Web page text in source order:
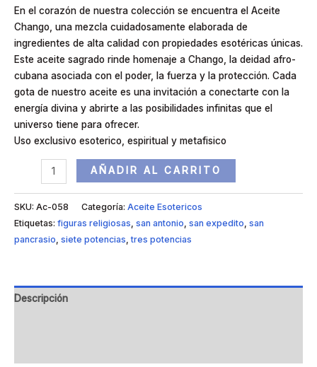
En el corazón de nuestra colección se encuentra el Aceite
Chango, una mezcla cuidadosamente elaborada de
ingredientes de alta calidad con propiedades esotéricas únicas.
Este aceite sagrado rinde homenaje a Chango, la deidad afro-
cubana asociada con el poder, la fuerza y la protección. Cada
gota de nuestro aceite es una invitación a conectarte con la
energía divina y abrirte a las posibilidades infinitas que el
universo tiene para ofrecer.
Uso exclusivo esoterico, espiritual y metafisico
AÑADIR AL CARRITO
SKU: Ac-058 Categoría: Aceite Esotericos
Etiquetas: figuras religiosas san antonio san expedito san
pancrasio siete potencias ,tres potencias
Descripción